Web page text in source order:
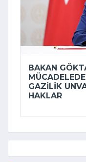
BAKAN
GAZILIK
HAKLAR